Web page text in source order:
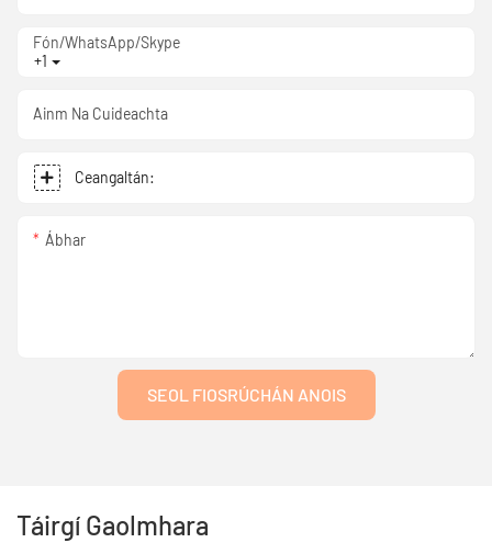
+1
Fón/WhatsApp/Skype
Ainm Na Cuideachta
Ceangaltán:
Ábhar
SEOL FIOSRÚCHÁN ANOIS
Táirgí Gaolmhara